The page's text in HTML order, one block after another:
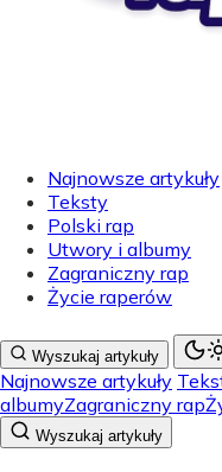
Najnowsze artykuły
Teksty
Polski rap
Utwory i albumy
Zagraniczny rap
Życie raperów
Wyszukaj artykuły
Najnowsze artykuły
albumyZagraniczny rap
Wyszukaj artykuły